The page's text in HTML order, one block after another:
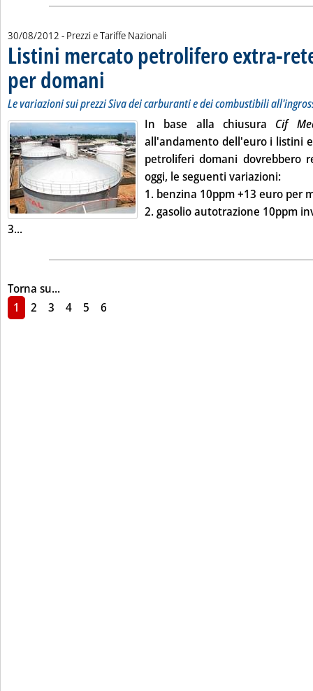
30/08/2012 - Prezzi e Tariffe Nazionali
Listini mercato petrolifero extra-
per domani . Sottotitolo: Le variazioni sui prezzi Siva dei carburanti e dei
. Pubblicata giovedì 30 agosto 2012 alle 9.31.
Le variazioni sui prezzi Siva dei carburanti e dei combustibili
In base alla chiusura Cif
all'andamento dell'euro i listini
petroliferi domani dovrebbero
oggi, le seguenti variazioni:
1. benzina 10ppm+13 euro per
2.gasolio autotrazione 10ppm
3...Leggi tutta la notizia: 'Listini mercato petrolifero extra-
Torna su...
1
2 3 4 5 6